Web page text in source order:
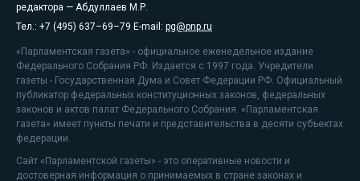
редактора — Абдуллаев М.Р.
Тел.: +7 (495) 637–69–79 E-mail: pg@pnp.ru
«Парламентская газета» - официальное еженедельное издание
Федерального Собрания РФ. Издается с 1997 года. Учредители
газеты - Государственная Дума и Совет Федерации РФ. Официальный
публикатор федеральных конституционных законов, федеральных
законов и актов палат Федерального Собрания. «Парламентская
газета» имеет пункты печати и представительства в десяти субъектах
федерации.
Сайт «Парламентской газеты» - это оперативные новости и
достоверная информация о принимаемых в стране законах и